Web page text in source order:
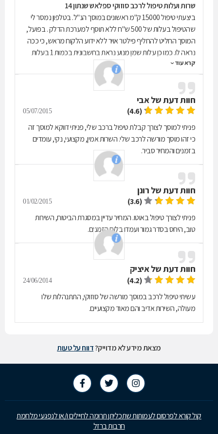
שרות ועלות טיפול לרכב סוזוקי ספלאש שנתון 14
ביצעתי טיפול 15000 ק"מ ראשונים במוסך הנ"ל. בטלפון נמסר לי
שהטיפול בעלות של 500 ש"ח ללא תוסף למערכת הדלק . בפועל,
המוסך החליט להחליף פילטר אויר ללא ידוע הלקוח מראש, כי ככה
נראה לו. כמו כן עלות שמן מנוע נראת בחשבונית בכמות 1 בעלות
העלות המקסימלית הייתה צריכה להיות כ166 ש"ח לעגן שמן מלא
עלות הפילטר שהוחלף על דעת המוסך וללא ידוע הלקוח+עלות שמן
מיותרת יצא שהתשלום עלה ב90 ש"ח יותר ממה שהיה צריך להיות.
ככה לא עובדים מול לקוחות.
קרא עוד
חוות דעת שלאבי
(4.6)
05/07/2015
פניתי למוסך לצורך קבלת טיפול ברכב שלי, פניתי דווקא למוסך זה
כי זהו מוסך מורשה לרכב שלי. השרות אמין, מקצועי, נקי, עומדים
בזמנים והמחיר סביר.
חוות דעת של רונן
(3.6)
01/02/2015
פניתי לצורך טיפול באוטו. המחיר עדיין במסגרת הביטוח, השירות
טוב, היחס בסדר גמור ועמדו בלוח הזמנים.
חוות דעת שלאיציק
(4.2)
24/06/2014
עשיתי טיפול לרכב במוסך מורשה של סוזוקי, התתנהלות שלו
מעולה, השירות אדיב והם מאוד מקצועיים.
מצאת מידע לא מדוייק?דווח על טעות
קול קורא לפרסום לעמותות שתכליתן תרומה לחיילים ו/או לנפגעי מלחמת
חרבות ברזל